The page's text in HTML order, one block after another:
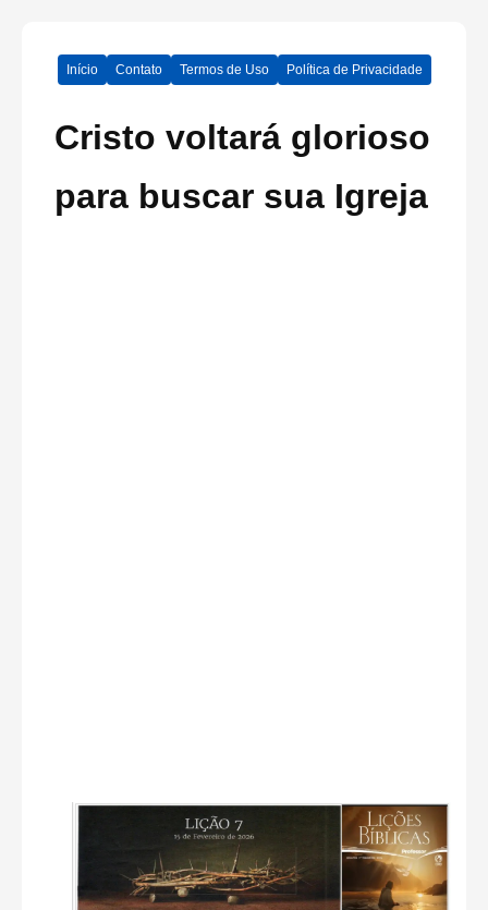
Início Contato Termos de Uso Política de Privacidade
Cristo voltará glorioso
para buscar sua Igreja